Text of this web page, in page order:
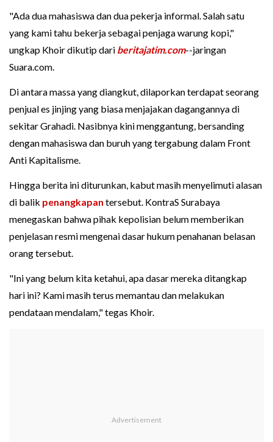
"Ada dua mahasiswa dan dua pekerja informal. Salah satu
yang kami tahu bekerja sebagai penjaga warung kopi,"
ungkap Khoir dikutip dari beritajatim.com--jaringan
Suara.com.
Di antara massa yang diangkut, dilaporkan terdapat seorang
penjual es jinjing yang biasa menjajakan dagangannya di
sekitar Grahadi. Nasibnya kini menggantung, bersanding
dengan mahasiswa dan buruh yang tergabung dalam Front
Anti Kapitalisme.
Hingga berita ini diturunkan, kabut masih menyelimuti alasan
di balik penangkapan tersebut. KontraS Surabaya
menegaskan bahwa pihak kepolisian belum memberikan
penjelasan resmi mengenai dasar hukum penahanan belasan
orang tersebut.
"Ini yang belum kita ketahui, apa dasar mereka ditangkap
hari ini? Kami masih terus memantau dan melakukan
pendataan mendalam," tegas Khoir.